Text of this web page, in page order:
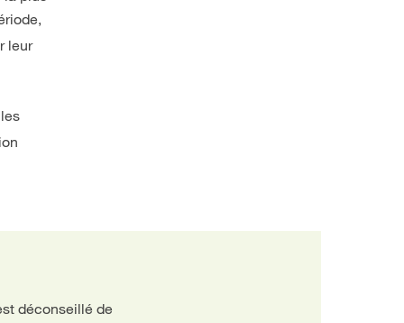
leur
déconseillé de